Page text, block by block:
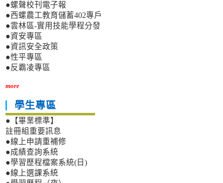
●螺聲校刊電子報
●西螺農工教育儲蓄402專戶
●雲林區-實用技能學程分發
●資安專區
●資訊安全政策
●性平專區
●反霸凌專區
more
學生專區
●【畢業標準】
註冊組重要訊息
●線上申請重補修
●成績查詢系統
●學習歷程檔案系統(日)
●線上選課系統